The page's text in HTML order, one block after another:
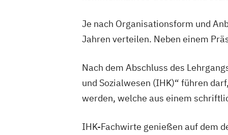
Je nach Organisationsform und
Jahren verteilen. Neben einem
Nach dem Abschluss des
und Sozialwesen (IHK)“ führen
werden, welche aus einem
IHK-Fachwirte genießen auf dem